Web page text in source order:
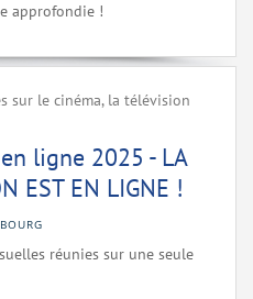
approfondie !
sur le cinéma, la télévision
ligne 2025 - LA
EST EN LIGNE !
réunies sur une seule